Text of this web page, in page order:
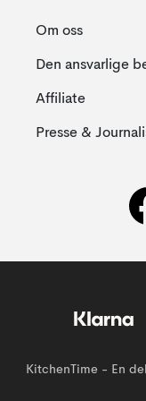
Om oss
Den ansvarlige
Affiliate
Presse &
KitchenTime - En